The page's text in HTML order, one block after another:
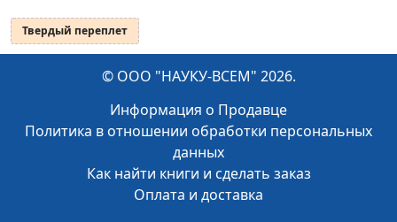
Твердый переплет
© ООО "НАУКУ-ВСЕМ" 2026.
Информация о Продавце
Политика в отношении обработки персональных
данных
Как найти книги и сделать заказ
Оплата и доставка